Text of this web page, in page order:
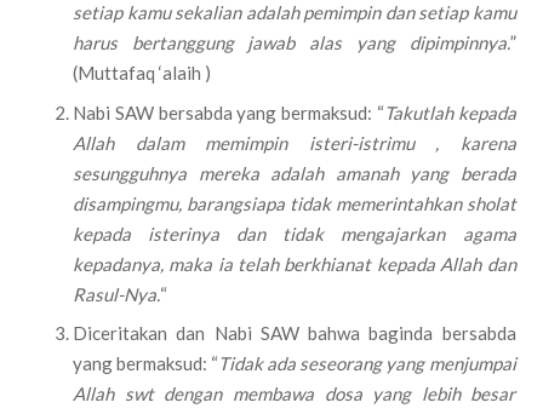
setiap kamu sekalian adalah pemimpin dan setiap kamu
harus bertanggung jawab alas yang dipimpinnya.”
(Muttafaq ‘alaih )
Nabi SAW bersabda yang bermaksud: “Takutlah kepada
Allah dalam memimpin isteri-istrimu , karena
sesungguhnya mereka adalah amanah yang berada
disampingmu, barangsiapa tidak memerintahkan sholat
kepada isterinya dan tidak mengajarkan agama
kepadanya, maka ia telah berkhianat kepada Allah dan
Rasul-Nya. “
Diceritakan dan Nabi SAW bahwa baginda bersabda
yang bermaksud: “Tidak ada seseorang yang menjumpai
Allah swt dengan membawa dosa yang lebih besar